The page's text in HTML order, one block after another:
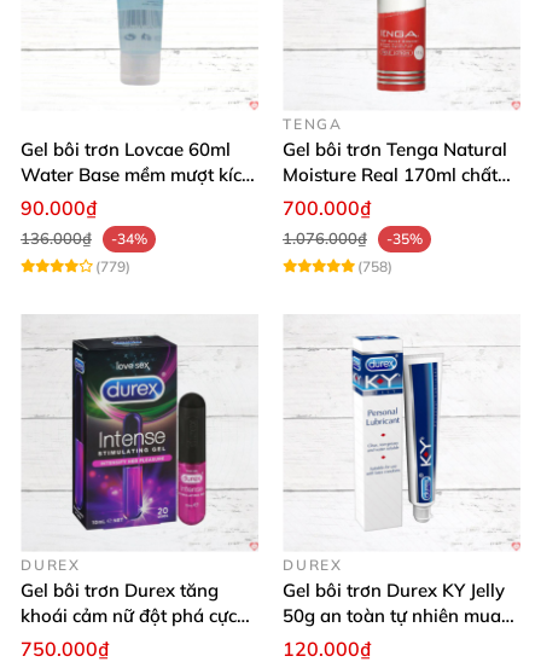
Gel bôi trơn Lovcae 60ml
Water Base mềm mượt kích
thích
90.000₫
136.000₫
-34%
(779)
TENGA
Gel bôi trơn Tenga Natural
Moisture Real 170ml chất
lượng cao mềm mượt an
700.000₫
1.076.000₫
-35%
(758)
DUREX
Gel bôi trơn Durex tăng
khoái cảm nữ đột phá cực
thích
750.000₫
DUREX
Gel bôi trơn Durex KY Jelly
50g an toàn tự nhiên mua
ngay
120.000₫